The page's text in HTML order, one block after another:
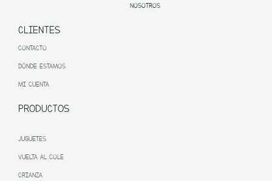
NOSOTROS
CLIENTES
CONTACTO
DÓNDE ESTAMOS
MI CUENTA
PRODUCTOS
JUGUETES
VUELTA AL COLE
CRIANZA